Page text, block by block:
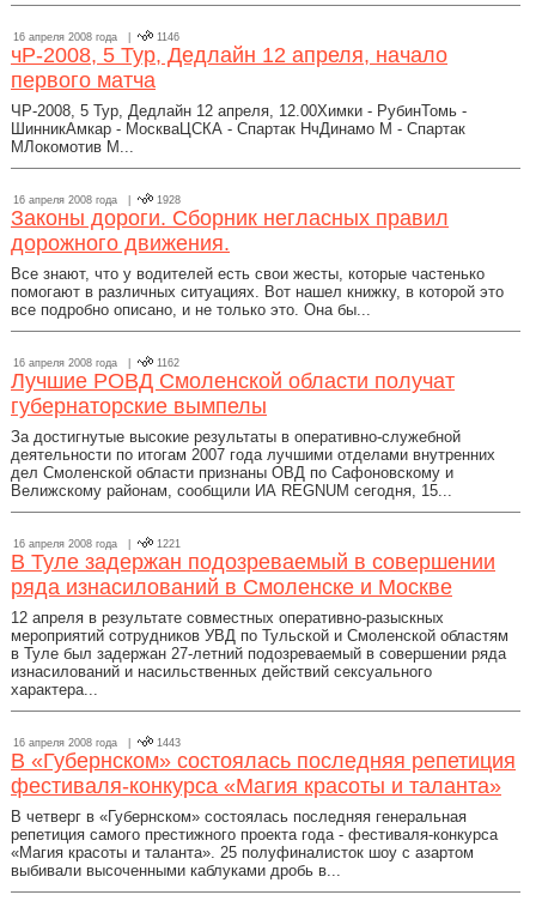
16 апреля 2008 года | 1146
чР-2008, 5 Тур, Дедлайн 12 апреля, начало
первого матча
ЧР-2008, 5 Тур, Дедлайн 12 апреля, 12.00Химки - РубинТомь -
ШинникАмкар - МоскваЦСКА - Спартак НчДинамо М - Спартак
МЛокомотив М...
16 апреля 2008 года | 1928
Законы дороги. Сборник негласных правил
дорожного движения.
Все знают, что у водителей есть свои жесты, которые частенько
помогают в различных ситуациях. Вот нашел книжку, в которой это
все подробно описано, и не только это. Она бы...
16 апреля 2008 года | 1162
Лучшие РОВД Смоленской области получат
губернаторские вымпелы
За достигнутые высокие результаты в оперативно-служебной
деятельности по итогам 2007 года лучшими отделами внутренних
дел Смоленской области признаны ОВД по Сафоновскому и
Велижскому районам, сообщили ИА REGNUM сегодня, 15...
16 апреля 2008 года | 1221
В Туле задержан подозреваемый в совершении
ряда изнасилований в Смоленске и Москве
12 апреля в результате совместных оперативно-разыскных
мероприятий сотрудников УВД по Тульской и Смоленской областям
в Туле был задержан 27-летний подозреваемый в совершении ряда
изнасилований и насильственных действий сексуального
характера...
16 апреля 2008 года | 1443
В «Губернском» состоялась последняя репетиция
фестиваля-конкурса «Магия красоты и таланта»
В четверг в «Губернском» состоялась последняя генеральная
репетиция самого престижного проекта года - фестиваля-конкурса
«Магия красоты и таланта». 25 полуфиналисток шоу с азартом
выбивали высоченными каблуками дробь в...